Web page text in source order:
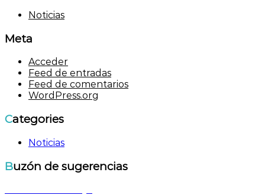
Noticias
Meta
Acceder
Feed de entradas
Feed de comentarios
WordPress.org
Categories
Noticias
Buzón de sugerencias